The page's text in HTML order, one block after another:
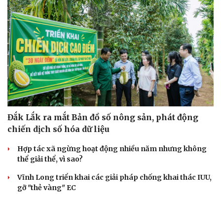
Đắk Lắk ra mắt Bản đồ số nông sản, phát động
chiến dịch số hóa dữ liệu
Hợp tác xã ngừng hoạt động nhiều năm nhưng không
thể giải thể, vì sao?
Vĩnh Long triển khai các giải pháp chống khai thác IUU,
gỡ "thẻ vàng" EC